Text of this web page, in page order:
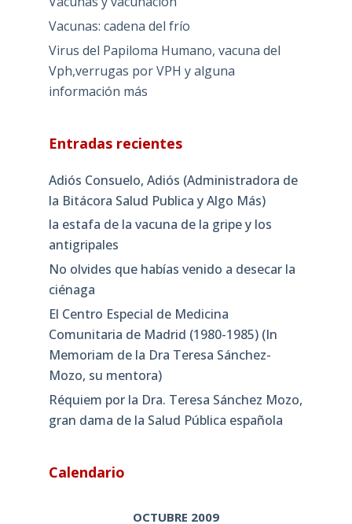
Vacunas: cadena del frío
Virus del Papiloma Humano, vacuna del
Vph,verrugas por VPH y alguna
información más
Entradas recientes
Adiós Consuelo, Adiós (Administradora de
la Bitácora Salud Publica y Algo Más)
la estafa de la vacuna de la gripe y los
antigripales
No olvides que habías venido a desecar la
ciénaga
El Centro Especial de Medicina
Comunitaria de Madrid (1980-1985) (In
Memoriam de la Dra Teresa Sánchez-
Mozo, su mentora)
Réquiem por la Dra. Teresa Sánchez Mozo,
gran dama de la Salud Pública española
Calendario
OCTUBRE 2009